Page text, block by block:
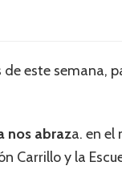
este semana,
nos abraza. en el
Carrillo y la